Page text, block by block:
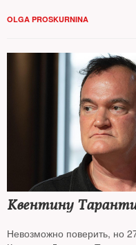
OLGA PROSKURNINA
Квентину
Невозможно поверить, но